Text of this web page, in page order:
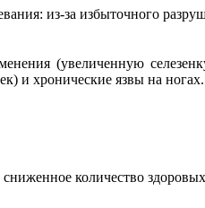
из-за избыточного
(увеличенную
и хронические язвы на ногах.
количество